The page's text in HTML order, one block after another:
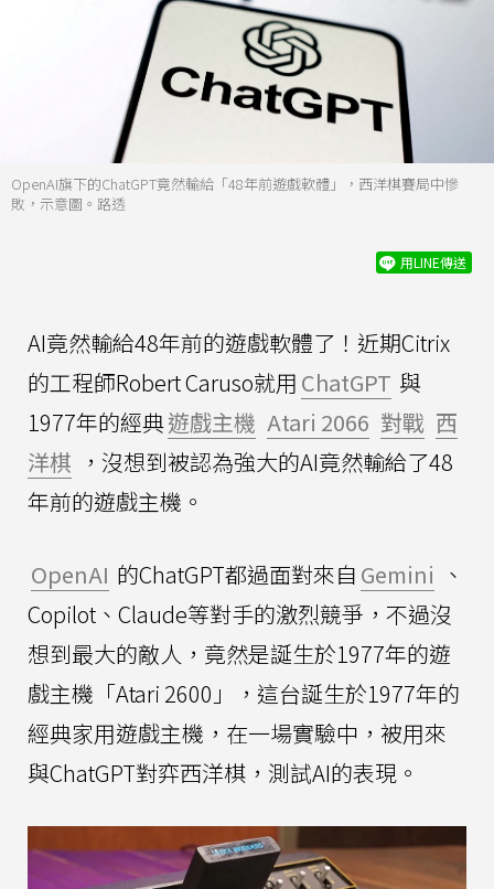
OpenAI旗下的ChatGPT竟然輸給「48年前遊戲軟體」，西洋棋賽局中慘
敗，示意圖。路透
用LINE傳送
AI竟然輸給48年前的遊戲軟體了！近期Citrix
的工程師Robert Caruso就用 ChatGPT 與
1977年的經典遊戲主機 Atari 2066 對戰 西
洋棋 ，沒想到被認為強大的AI竟然輸給了48
年前的遊戲主機。
OpenAI 的ChatGPT都過面對來自 Gemini 、
Copilot、Claude等對手的激烈競爭，不過沒
想到最大的敵人，竟然是誕生於1977年的遊
戲主機「Atari 2600」，這台誕生於1977年的
經典家用遊戲主機，在一場實驗中，被用來
與ChatGPT對弈西洋棋，測試AI的表現。